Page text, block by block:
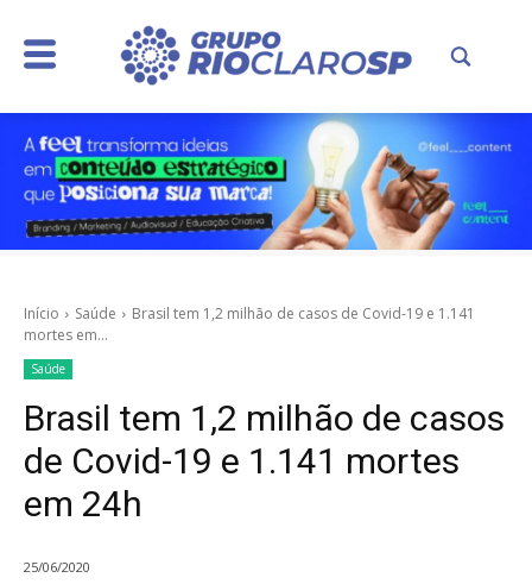
Início Saúde
Brasil tem 1,2 milhão de casos de Covid-19 e 1.141
mortes em...
Saúde
Brasil tem 1,2 milhão de casos
de Covid-19 e 1.141 mortes
em 24h
25/06/2020